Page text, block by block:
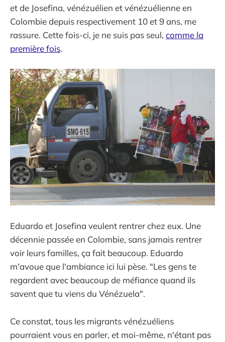
et de Josefina, vénézuélien et vénézuélienne en
Colombie depuis respectivement 10 et 9 ans, me
rassure. Cette fois-ci, je ne suis pas seul, comme la
première fois.
Eduardo et Josefina veulent rentrer chez eux. Une
décennie passée en Colombie, sans jamais rentrer
voir leurs familles, ça fait beaucoup. Eduardo
m'avoue que l'ambiance ici lui pèse. "Les gens te
regardent avec beaucoup de méfiance quand ils
savent que tu viens du Vénézuela".
Ce constat, tous les migrants vénézuéliens
pourraient vous en parler, et moi-même, n'étant pas